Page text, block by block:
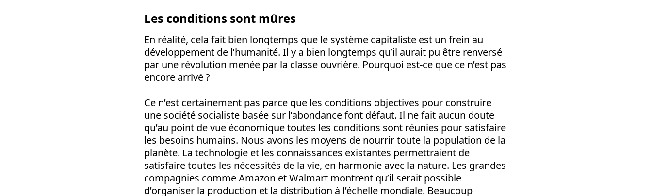
Les conditions sont mûres
En réalité, cela fait bien longtemps que le système capitaliste est un frein au
développement de l’humanité. Il y a bien longtemps qu’il aurait pu être renversé
par une révolution menée par la classe ouvrière. Pourquoi est-ce que ce n’est pas
encore arrivé ?
Ce n’est certainement pas parce que les conditions objectives pour construire
une société socialiste basée sur l’abondance font défaut. Il ne fait aucun doute
qu’au point de vue économique toutes les conditions sont réunies pour satisfaire
les besoins humains. Nous avons les moyens de nourrir toute la population de la
planète. La technologie et les connaissances existantes permettraient de
satisfaire toutes les nécessités de la vie, en harmonie avec la nature. Les grandes
compagnies comme Amazon et Walmart montrent qu’il serait possible
d’organiser la production et la distribution à l’échelle mondiale. Beaucoup